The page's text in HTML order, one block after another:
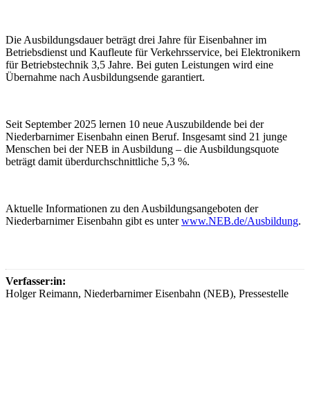
Die Ausbildungsdauer beträgt drei Jahre für Eisenbahner im
Betriebsdienst und Kaufleute für Verkehrsservice, bei Elektronikern
für Betriebstechnik 3,5 Jahre. Bei guten Leistungen wird eine
Übernahme nach Ausbildungsende garantiert.
Seit September 2025 lernen 10 neue Auszubildende bei der
Niederbarnimer Eisenbahn einen Beruf. Insgesamt sind 21 junge
Menschen bei der NEB in Ausbildung – die Ausbildungsquote
beträgt damit überdurchschnitt­liche 5,3 %.
Aktuelle Informationen zu den Ausbildungsangeboten der
Niederbarnimer Eisenbahn gibt es unterwww.NEB.de/Ausbildung.
Verfasser:in:
Holger Reimann, Niederbarnimer Eisenbahn (NEB), Pressestelle